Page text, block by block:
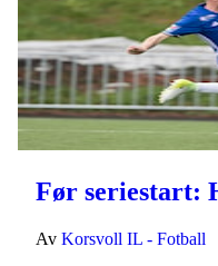
Før seriestart:
Av Korsvoll IL - Fotball